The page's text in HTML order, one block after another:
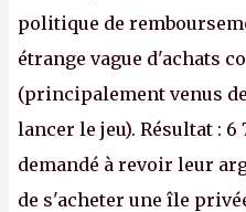
politique de
étrange vague d'achats
(principalement venus
lancer le jeu). Résultat :
demandé à revoir leur
de s'acheter une île